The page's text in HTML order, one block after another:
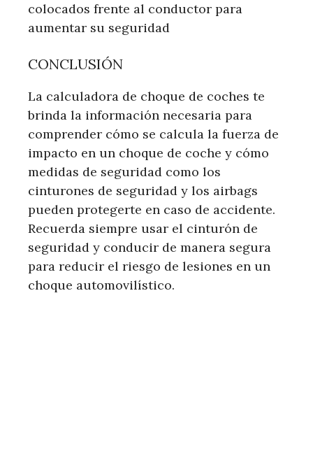
colocados frente al conductor para
aumentar su seguridad
CONCLUSIÓN
La calculadora de choque de coches te
brinda la información necesaria para
comprender cómo se calcula la fuerza de
impacto en un choque de coche y cómo
medidas de seguridad como los
cinturones de seguridad y los airbags
pueden protegerte en caso de accidente.
Recuerda siempre usar el cinturón de
seguridad y conducir de manera segura
para reducir el riesgo de lesiones en un
choque automovilístico.